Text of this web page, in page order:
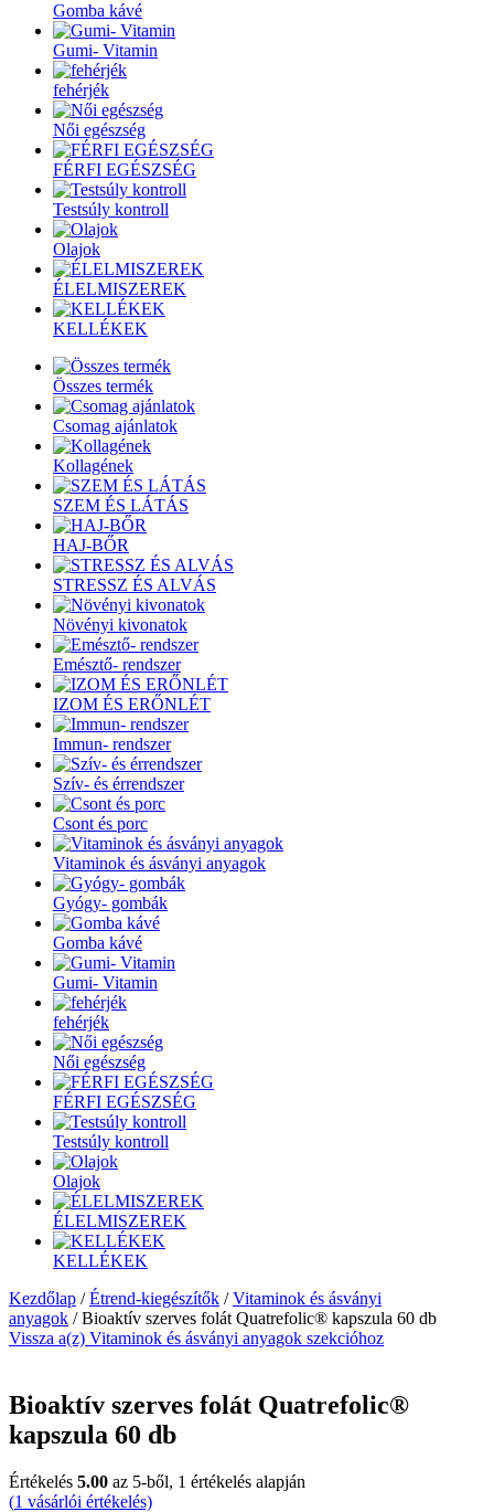
Gomba kávé
Gumi- Vitamin
fehérjék
Női egészség
FÉRFI EGÉSZSÉG
Testsúly kontroll
Olajok
ÉLELMISZEREK
KELLÉKEK
Összes termék
Csomag ajánlatok
Kollagének
SZEM ÉS LÁTÁS
HAJ-BŐR
STRESSZ ÉS ALVÁS
Növényi kivonatok
Emésztő- rendszer
IZOM ÉS ERŐNLÉT
Immun- rendszer
Szív- és érrendszer
Csont és porc
Vitaminok és ásványi anyagok
Gyógy- gombák
Gomba kávé
Gumi- Vitamin
fehérjék
Női egészség
FÉRFI EGÉSZSÉG
Testsúly kontroll
Olajok
ÉLELMISZEREK
KELLÉKEK
Kezdőlap /Étrend-kiegészítők /Vitaminok és ásványi
anyagok / Bioaktív szerves folát Quatrefolic® kapszula 60 db
Vissza a(z) Vitaminok és ásványi anyagok szekcióhoz
Bioaktív szerves folát Quatrefolic®
kapszula 60 db
Értékelés 5.00 az 5-ből, 1 értékelés alapján
(1 vásárlói értékelés)